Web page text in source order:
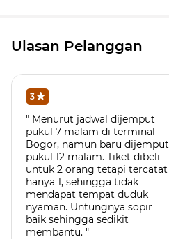
Ulasan Pelanggan
3
" Menurut jadwal dijemput
pukul 7 malam di terminal
Bogor, namun baru dijemput
pukul 12 malam. Tiket dibeli
untuk 2 orang tetapi tercatat
hanya 1, sehingga tidak
mendapat tempat duduk
nyaman. Untungnya sopir
baik sehingga sedikit
membantu. "